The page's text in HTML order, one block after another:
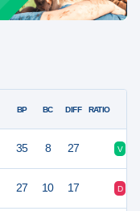
BP BC DIFF RATIO
35 8 27 V
27 10 17 D